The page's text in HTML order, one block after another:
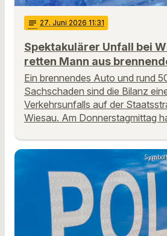
notes 27. Juni 2026 11:31
Spektakulärer Unfall bei
retten Mann aus
Ein brennendes Auto und rund
Sachschaden sind die Bilanz
Verkehrsunfalls auf der
Wiesau. Am Donnerstagmittag